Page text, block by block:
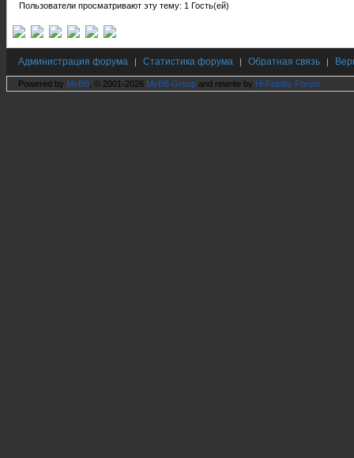
Пользователи просматривают эту тему: 1 Гость(ей)
Администрация форума | Статистика форума | Обратная связь |
Powered by MyBB , © 2001-2026 MyBB Group and rewrite by Hi Fidelity Forum